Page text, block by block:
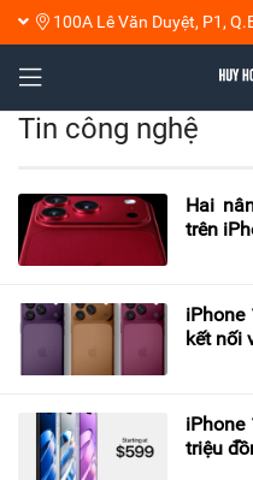
100A Lê Văn Duyệt, P1,
Tin công nghệ
Hai
trên
iPhone
kết nối
iPhone
triệu